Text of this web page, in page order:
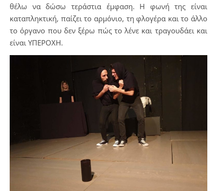
θέλω να δώσω τεράστια έμφαση. Η φωνή της είναι
καταπληκτική, παίζει το αρμόνιο, τη φλογέρα και το άλλο
το όργανο που δεν ξέρω πώς το λένε και τραγουδάει και
είναι ΥΠΕΡΟΧΗ.